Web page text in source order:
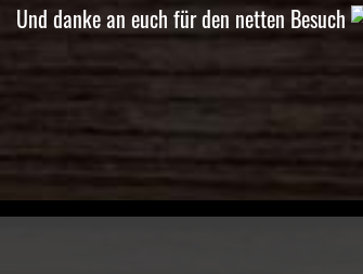
Und danke an euch für den netten Besuch